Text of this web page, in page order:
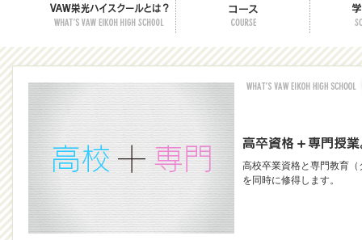
高校卒業資格と専門教育（
を同時に修得します。